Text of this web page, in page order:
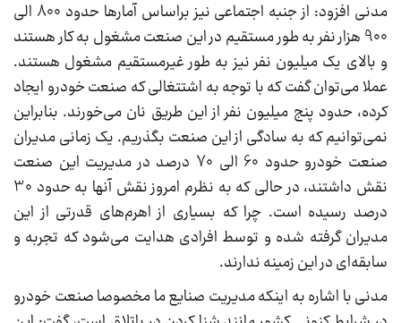
مدنی افزود: از جنبه اجتماعی نیز براساس آمارها حدود 800 الی
900 هزار نفر به طور مستقیم در این صنعت مشغول به کار هستند
و بالای یک میلیون نفر نیز به طور غیرمستقیم مشغول هستند.
عملا می‌توان گفت که با توجه به اشتتغالی که صنعت خودرو ایجاد
کرده، حدود پنج میلیون نفر از این طریق نان می‌خورند. بنابراین
نمی‌توانیم که به سادگی از این صنعت بگذریم. یک زمانی مدیران
صنعت خودرو حدود 60 الی 70 درصد در مدیریت این صنعت
نقش داشتند، در حالی که به نظرم امروز نقش آنها به حدود 30
درصد رسیده است. چرا که بسیاری از اهرم‌های قدرتی از این
مدیران گرفته شده و توسط افرادی هدایت می‌شود که تجربه و
سابقه‌ای در این زمینه ندارند.
مدنی با اشاره به اینکه مدیریت صنایع ما مخصوصا صنعت خودرو